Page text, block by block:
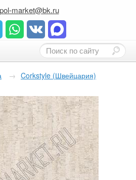
pol-market@bk.ru
→ Corkstyle (Швейцария)